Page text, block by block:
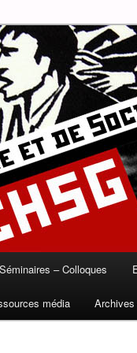
et de
syndicalisme,
Séminaires – Colloques
média